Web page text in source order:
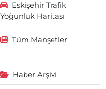
Eskişehir Trafik
Yoğunluk Haritası
Tüm Manşetler
Haber Arşivi